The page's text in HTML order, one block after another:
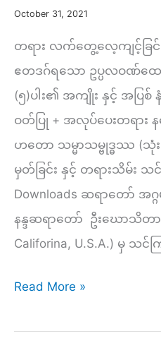
ကထိန်သင်္ကန်း
လှူဒါန်း
October 31, 2021
တရား လက်တွေ့လေ့ကျင့်ခြင်
ဧတဒဂ်ရသော ဥပ္ပလဝဏ်ထ
(၅)ပါး၏ အကျိုး နှင့် အပြ
ဝတ်ပြု + အလုပ်ပေးတရာ
ဟတော သမ္မာသမ္ဗုဒ္ဓဿ (သုံ
မှတ်ခြင်း နှင့် တရားသိမ်း သ
Downloads ဆရာတော် အဂ္ဂ
နန္ဒဆရာတော် ဦးဃောသိတ
Califorina, U.S.A.) မှ သင်
ဥ
ပ
Read More »